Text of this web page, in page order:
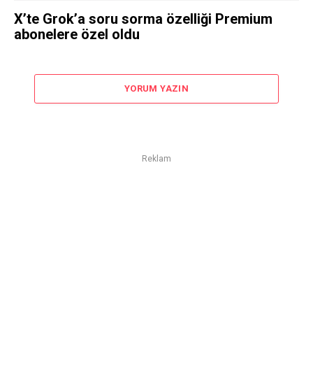
X’te Grok’a soru sorma özelliği Premium
abonelere özel oldu
YORUM YAZIN
Reklam